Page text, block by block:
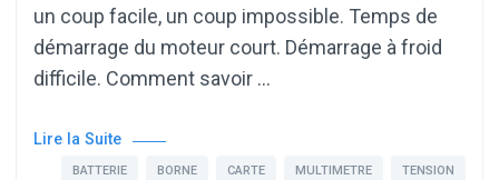
un coup facile, un coup impossible. Temps de
démarrage du moteur court. Démarrage à froid
difficile. Comment savoir …
Lire la Suite
BATTERIE BORNE CARTE MULTIMETRE TENSION